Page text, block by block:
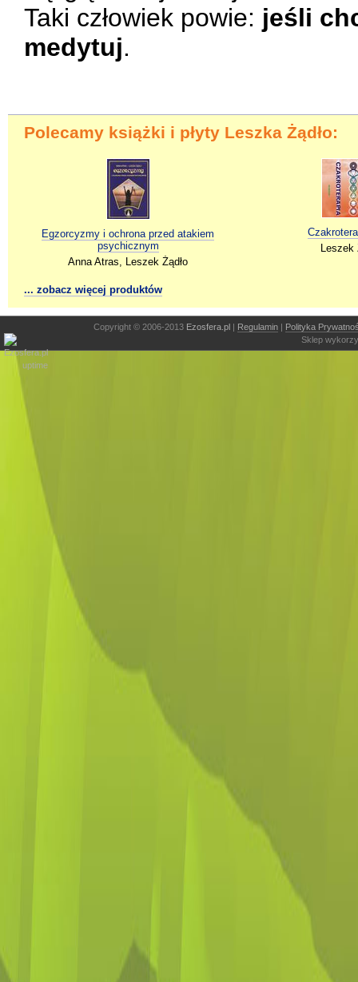
Taki człowiek powie: jeśli
medytuj.
Polecamy książki i płyty Leszka Żądło:
Egzorcyzmy i ochrona przed atakiem
psychicznym
Anna Atras, Leszek Żądło
Leszek
... zobacz więcej produktów
Copyright © 2006-2013 Ezosfera.pl | Regulamin | Polityka
Sklep